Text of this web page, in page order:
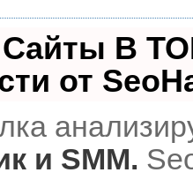
Сайты В
от
и SMM.